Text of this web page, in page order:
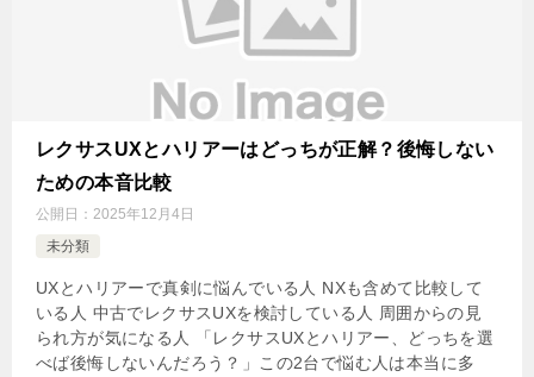
レクサスUXとハリアーはどっちが正解？後悔しない
ための本音比較
公開日： 2025年12月4日
未分類
UXとハリアーで真剣に悩んでいる人 NXも含めて比較して
いる人 中古でレクサスUXを検討している人 周囲からの見
られ方が気になる人 「レクサスUXとハリアー、どっちを選
べば後悔しないんだろう？」この2台で悩む人は本当に多